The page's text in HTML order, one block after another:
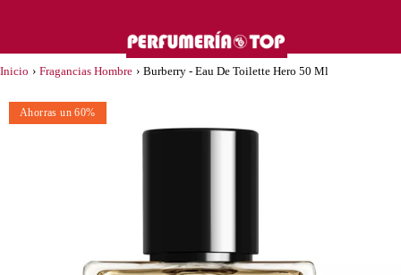
Inicio › Fragancias Hombre › Burberry - Eau De Toilette Hero 50 Ml
Ahorras un 60%